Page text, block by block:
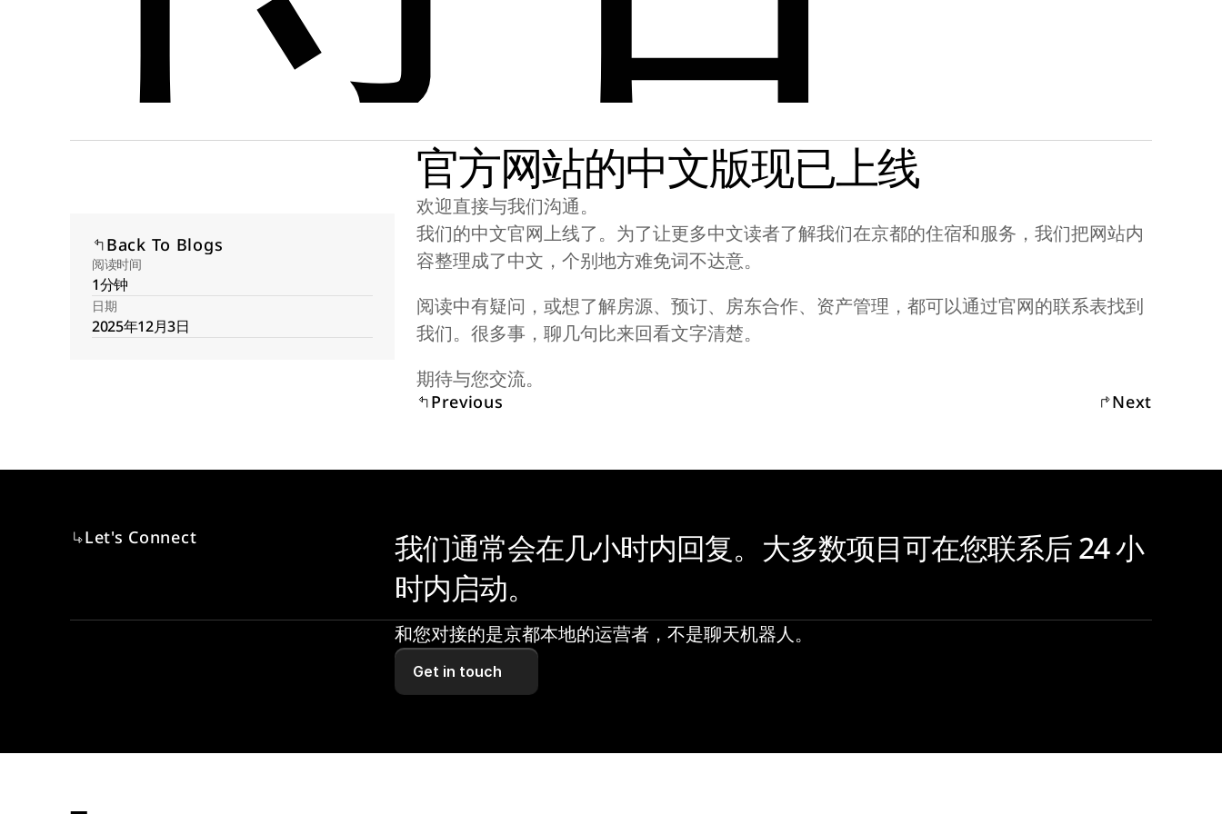
Back To Blogs
阅读时间
1分钟
日期
2025年12月3日
官方网站的中文版现已上线
欢迎直接与我们沟通。
我们的中文官网上线了。为了让更多中文读者了解我们在京都的住宿和服务，我们把网站内
容整理成了中文，个别地方难免词不达意。
阅读中有疑问，或想了解房源、预订、房东合作、资产管理，都可以通过官网的联系表找到
我们。很多事，聊几句比来回看文字清楚。
期待与您交流。
Previous Next
Let's Connect
我们通常会在几小时内回复。大多数项目可在您联系后 24 小
时内启动。
和您对接的是京都本地的运营者，不是聊天机器人。
Get in touch